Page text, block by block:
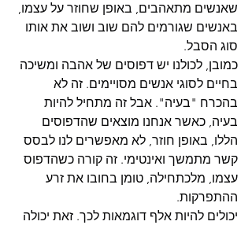
שאנשים מתאהבים, באופן שחוזר על עצמו,
באנשים שגורמים להם שוב ושוב את אותו
סוג הסבל.
כמובן, לכולנו יש דפוסים של אהבה ומשיכה
בחיים לסוגי אנשים מסויימים. זה לא
בהכרח "בעיה". אבל זה מתחיל להיות
בעיה, כאשר אנחנו מוצאים שהדפוסים
הללו, באופן חוזר, לא מאפשרים לנו לבסס
קשר מתמשך ואינטימי. זה קורה כשהדפוס
עצמו, מלכתחילה, טומן בחובו את זרע
ההתפרקות.
יכולים להיות אלף דוגמאות לכך. זאת יכולה